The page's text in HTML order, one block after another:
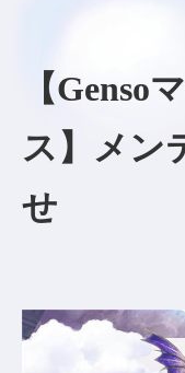
ステーキ
その他
お問い合わ
【Genso
ス】メン
せ